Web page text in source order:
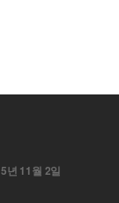
년 11월 2일